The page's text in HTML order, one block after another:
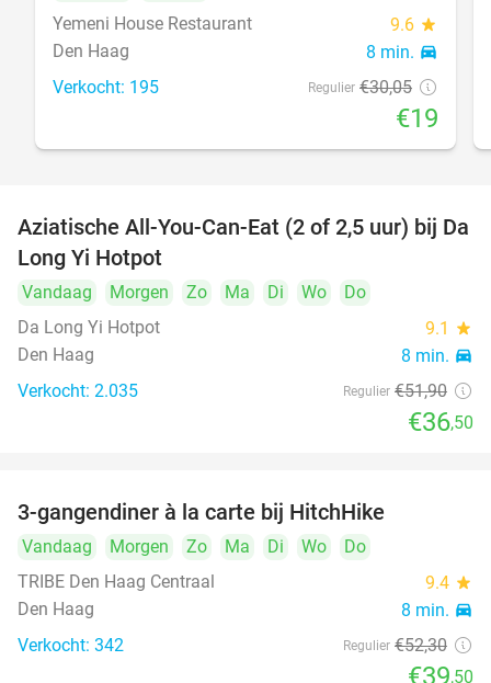
Yemeni House Restaurant
9.6 star
Den Haag 8 min. directions_car
Verkocht: 195 Regulier €30,05
€19
30%
Aziatische All-You-Can-Eat (2 of 2,5 uur) bij Da
Long Yi Hotpot
Vandaag Morgen Zo Ma Di Wo
Do
Da Long Yi Hotpot
9.1 star
Den Haag 8 min. directions_car
Verkocht: 2.035 Regulier €51,90
€36,50
3-gangendiner à la carte bij HitchHike
Vandaag Morgen Zo Ma Di Wo
Do
TRIBE Den Haag Centraal
9.4 star
Den Haag 8 min. directions_car
Verkocht: 342 Regulier €52,30
€39,50